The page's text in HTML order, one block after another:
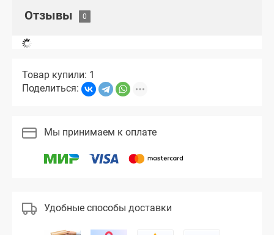
Отзывы
Товар купили: 1
Поделиться:
Мы принимаем к оплате
Удобные способы доставки